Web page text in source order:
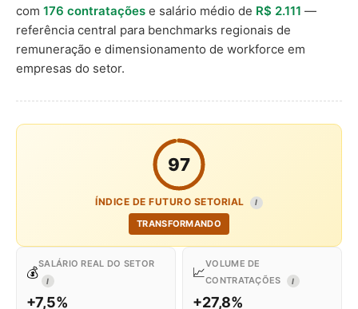
com 176 contratações e salário médio de R$ 2.111 —
referência central para benchmarks regionais de
remuneração e dimensionamento de workforce em
empresas do setor.
97
ÍNDICE DE FUTURO SETORIAL I
TRANSFORMANDO
💰
SALÁRIO REAL DO SETOR
I
+7,5%
📈
VOLUME DE
CONTRATAÇÕES
I
+27,8%